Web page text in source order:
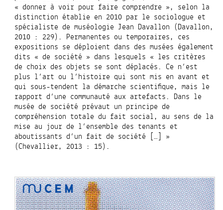
« donner à voir pour faire comprendre », selon la
distinction établie en 2010 par le sociologue et
spécialiste de muséologie Jean Davallon (Davallon,
2010 : 229). Permanentes ou temporaires, ces
expositions se déploient dans des musées également
dits « de société » dans lesquels « les critères
de choix des objets se sont déplacés. Ce n’est
plus l’art ou l’histoire qui sont mis en avant et
qui sous-tendent la démarche scientifique, mais le
rapport d’une communauté aux artefacts. Dans le
musée de société prévaut un principe de
compréhension totale du fait social, au sens de la
mise au jour de l’ensemble des tenants et
aboutissants d’un fait de société […] »
(Chevallier, 2013 : 15).